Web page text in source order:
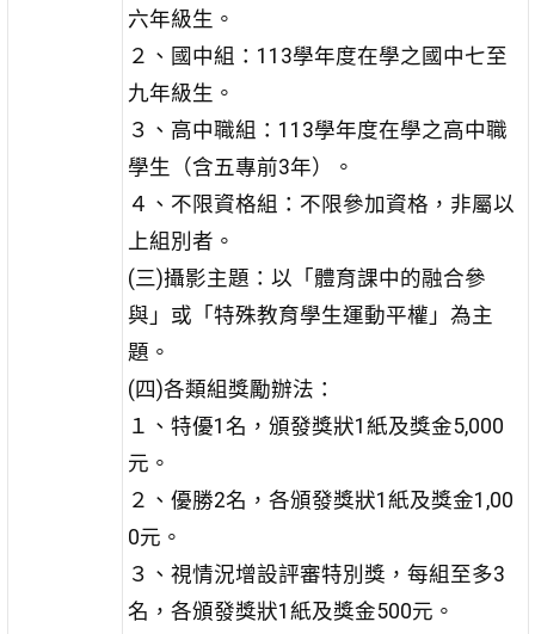
六年級生。
２、國中組：113學年度在學之國中七至
九年級生。
３、高中職組：113學年度在學之高中職
學生（含五專前3年）。
４、不限資格組：不限參加資格，非屬以
上組別者。
(三)攝影主題：以「體育課中的融合參
與」或「特殊教育學生運動平權」為主
題。
(四)各類組獎勵辦法：
１、特優1名，頒發獎狀1紙及獎金5,000
元。
２、優勝2名，各頒發獎狀1紙及獎金1,00
0元。
３、視情況增設評審特別獎，每組至多3
名，各頒發獎狀1紙及獎金500元。